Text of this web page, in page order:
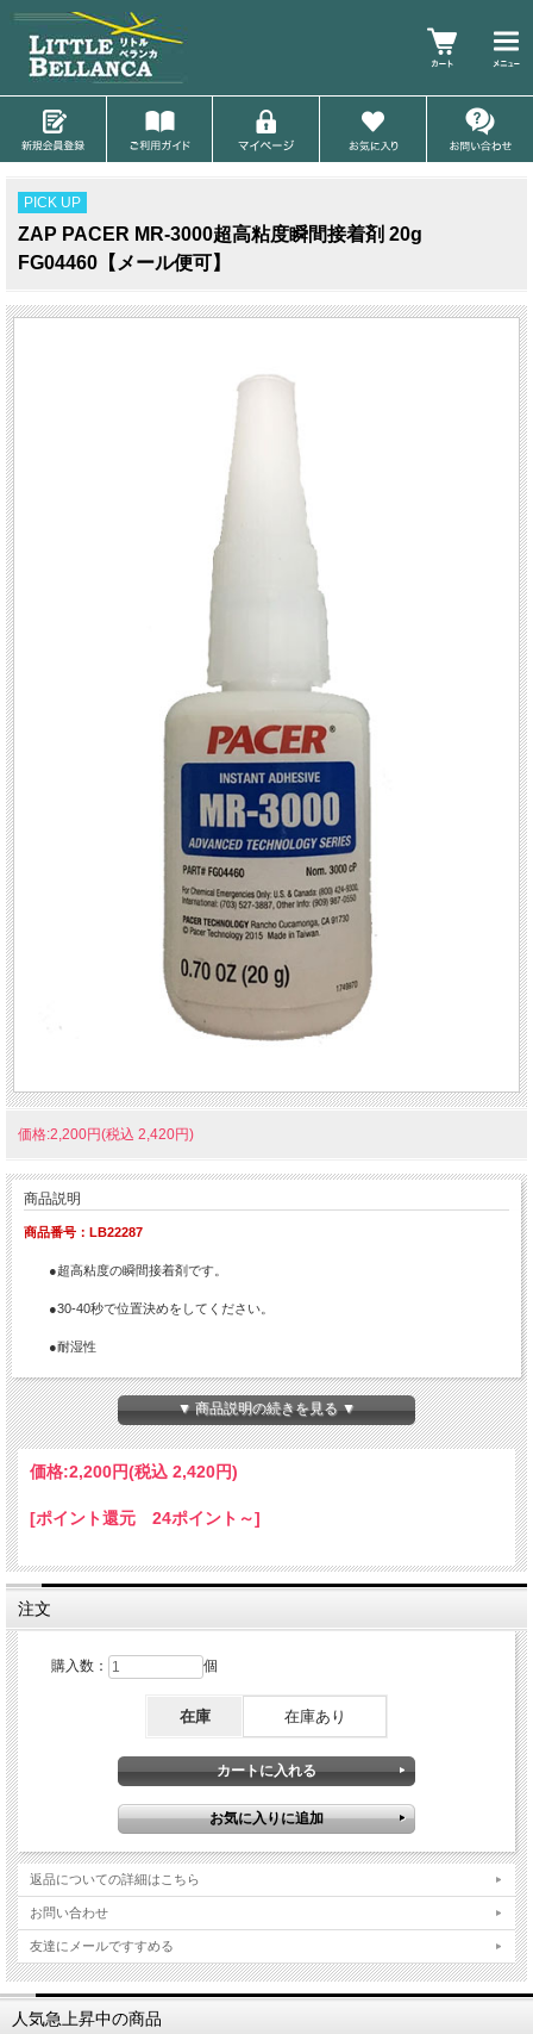
PICK UP
ZAP PACER MR-3000超高粘度瞬間接着剤 20g
FG04460【メール便可】
価格:2,200円(税込 2,420円)
商品説明
商品番号：LB22287
●超高粘度の瞬間接着剤です。
●30-40秒で位置決めをしてください。
●耐湿性
▼ 商品説明の続きを見る ▼
価格:2,200円(税込 2,420円)
[ポイント還元 24ポイント～]
注文
購入数： 個
在庫 在庫あり
返品についての詳細はこちら
お問い合わせ
友達にメールですすめる
人気急上昇中の商品